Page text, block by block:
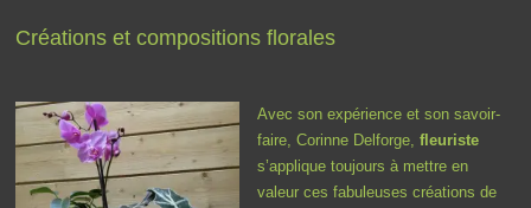
Créations et compositions florales
Avec son expérience et son savoir-
faire, Corinne Delforge,fleuriste
s’applique toujours à mettre en
valeur ces fabuleuses créations de